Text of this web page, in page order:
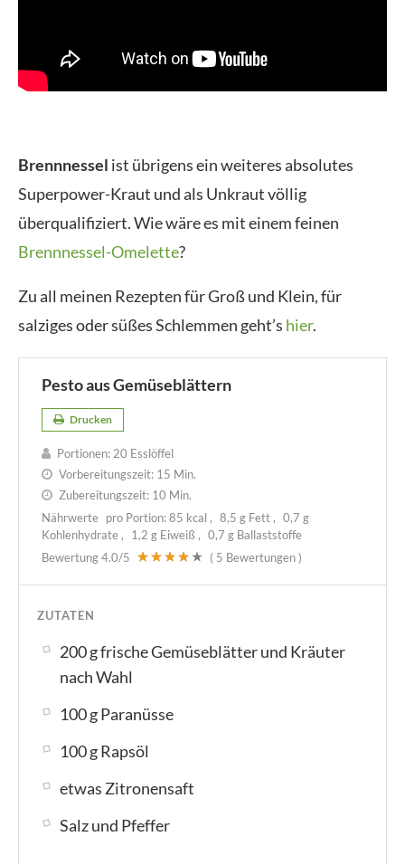
Brennnessel ist übrigens ein weiteres absolutes
Superpower-Kraut und als Unkraut völlig
überqualifiziert. Wie wäre es mit einem feinen
Brennnessel-Omelette?
Zu all meinen Rezepten für Groß und Klein, für
salziges oder süßes Schlemmen geht’s hier.
Pesto aus Gemüseblättern
Drucken
Portionen:20 Esslöffel
Vorbereitungszeit: 15 Min.
Zubereitungszeit: 10 Min.
Nährwerte pro Portion:85 kcal 8,5 g Fett
0,7 g
Kohlenhydrate
1,2 g Eiweiß
0,7 g Ballaststoffe
Bewertung4.0/5 ( 5 Bewertungen )
ZUTATEN
200 g frische Gemüseblätter und Kräuter
nach Wahl
100 g Paranüsse
100 g Rapsöl
etwas Zitronensaft
Salz und Pfeffer